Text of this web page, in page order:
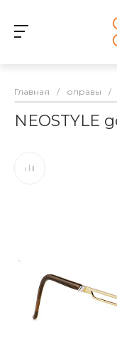
Главная / оправы /
NEOSTYLE